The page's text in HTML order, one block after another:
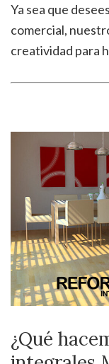
Ya sea que
comercial,
creatividad para
¿Qué